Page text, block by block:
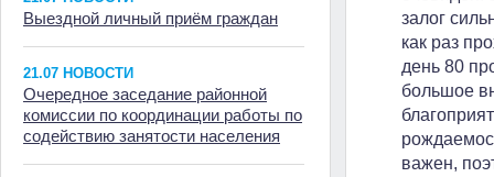
Выездной личный приём граждан
21.07 НОВОСТИ
Очередное заседание районной
комиссии по координации работы по
содействию занятости населения
залог
как раз
день 80
большое
важен,